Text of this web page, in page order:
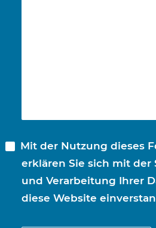
Mit der Nutzung dieses
erklären Sie sich mit der
und Verarbeitung Ihrer
diese Website